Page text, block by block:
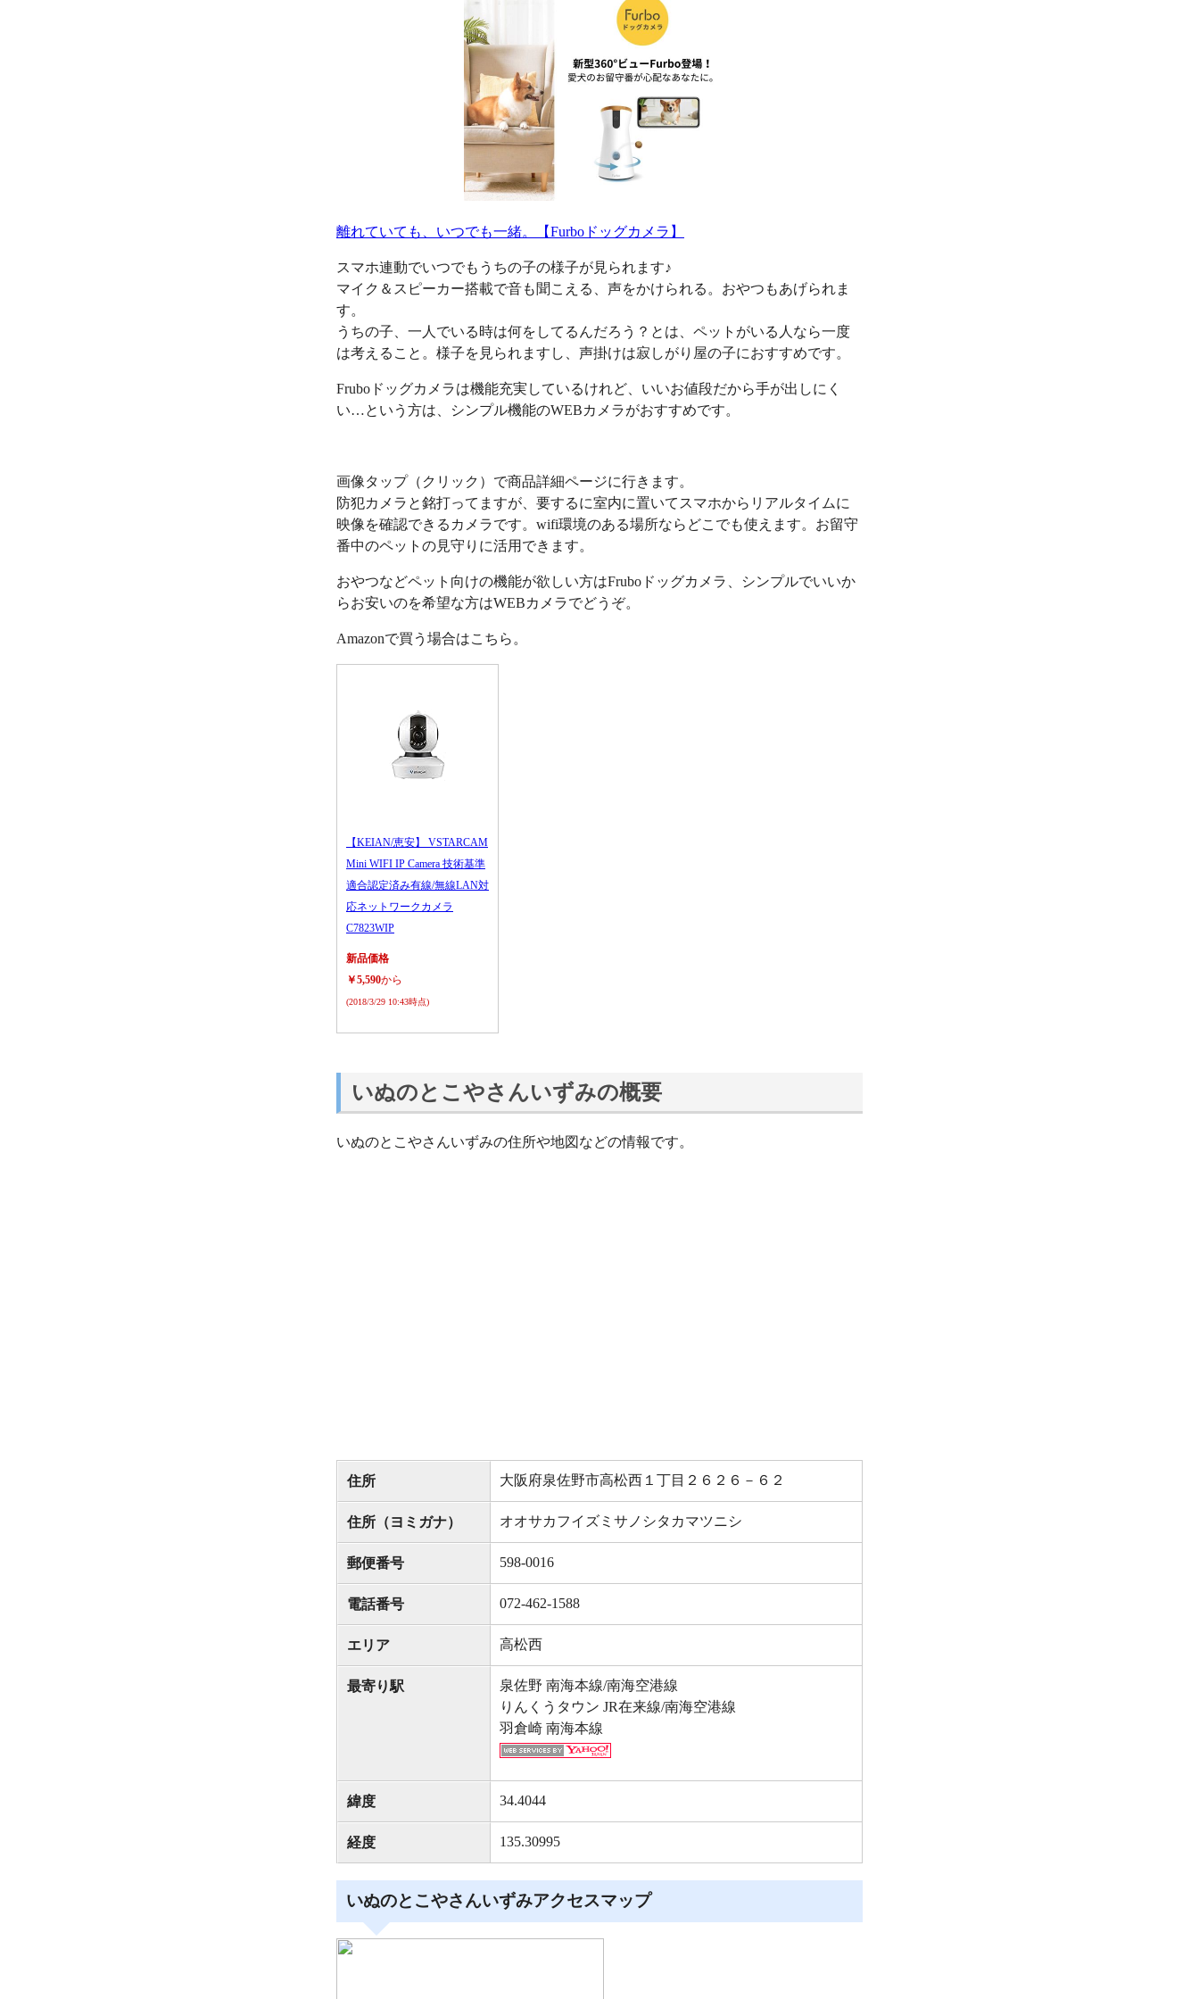
離れていても、いつでも一緒。【Furboドッグカメラ】
スマホ連動でいつでもうちの子の様子が見られます♪
マイク＆スピーカー搭載で音も聞こえる、声をかけられる。おやつもあげられま
す。
うちの子、一人でいる時は何をしてるんだろう？とは、ペットがいる人なら一度
は考えること。様子を見られますし、声掛けは寂しがり屋の子におすすめです。
Fruboドッグカメラは機能充実しているけれど、いいお値段だから手が出しにく
い…という方は、シンプル機能のWEBカメラがおすすめです。
画像タップ（クリック）で商品詳細ページに行きます。
防犯カメラと銘打ってますが、要するに室内に置いてスマホからリアルタイムに
映像を確認できるカメラです。wifi環境のある場所ならどこでも使えます。お留守
番中のペットの見守りに活用できます。
おやつなどペット向けの機能が欲しい方はFruboドッグカメラ、シンプルでいいか
らお安いのを希望な方はWEBカメラでどうぞ。
Amazonで買う場合はこちら。
【KEIAN/恵安】 VSTARCAM
Mini WIFI IP Camera 技術基準
適合認定済み有線/無線LAN対
応ネットワークカメラ
C7823WIP
新品価格
￥5,590から
(2018/3/29 10:43時点)
いぬのとこやさんいずみの概要
いぬのとこやさんいずみの住所や地図などの情報です。
住所 大阪府泉佐野市高松西１丁目２６２６－６２
住所（ヨミガナ） オオサカフイズミサノシタカマツニシ
郵便番号 598-0016
電話番号 072-462-1588
エリア 高松西
最寄り駅
泉佐野 南海本線/南海空港線
りんくうタウン JR在来線/南海空港線
羽倉崎 南海本線
緯度 34.4044
経度 135.30995
いぬのとこやさんいずみアクセスマップ